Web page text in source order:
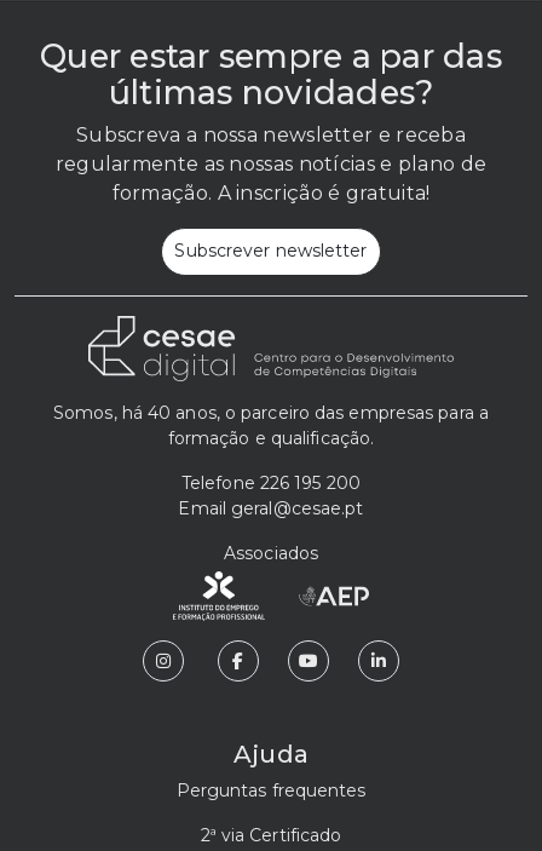
Quer estar sempre a par das
últimas novidades?
Subscreva a nossa newsletter e receba
regularmente as nossas notícias e plano de
formação. A inscrição é gratuita!
Subscrever newsletter
Somos, há 40 anos, o parceiro das empresas para a
formação e qualificação.
Telefone 226 195 200
Email geral@cesae.pt
Associados
Ajuda
Perguntas frequentes
2ª via Certificado